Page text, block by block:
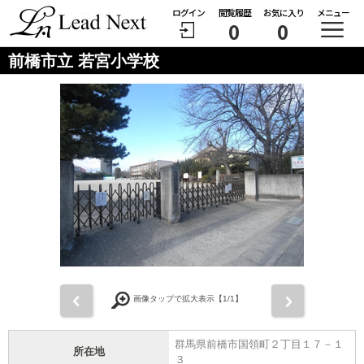
ログイン 閲覧履歴
0
お気に入り
0
メニュー
前橋市立 若宮小学校
画像タップで拡大表示【1/1】
所在地
群馬県前橋市国領町２丁目１７－１
３